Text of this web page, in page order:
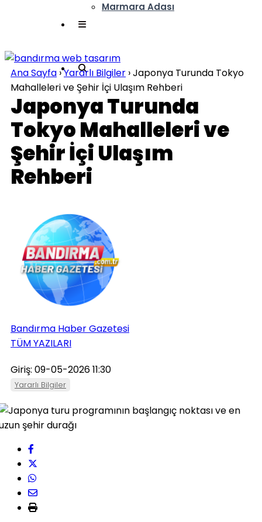
Marmara Adası
Ana Sayfa ›Yararlı Bilgiler ›Japonya Turunda Tokyo
Mahalleleri ve Şehir İçi Ulaşım Rehberi
Japonya Turunda
Tokyo Mahalleleri ve
Şehir İçi Ulaşım
Rehberi
Bandırma Haber Gazetesi
TÜM YAZILARI
Giriş: 09-05-2026 11:30
Yararlı Bilgiler